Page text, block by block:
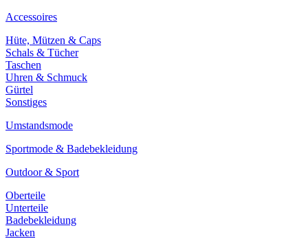
Accessoires
Hüte, Mützen & Caps
Schals & Tücher
Taschen
Uhren & Schmuck
Gürtel
Sonstiges
Umstandsmode
Sportmode & Badebekleidung
Outdoor & Sport
Oberteile
Unterteile
Badebekleidung
Jacken